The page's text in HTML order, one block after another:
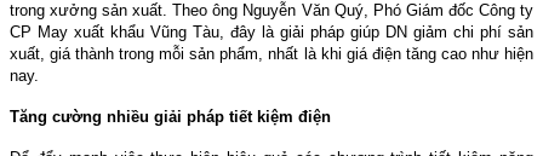
trong xưởng sản xuất. Theo ông Nguyễn Văn Quý, Phó Giám đốc Công ty
CP May xuất khẩu Vũng Tàu, đây là giải pháp giúp DN giảm chi phí sản
xuất, giá thành trong mỗi sản phẩm, nhất là khi giá điện tăng cao như hiện
nay.
Tăng cường nhiều giải pháp tiết kiệm điện